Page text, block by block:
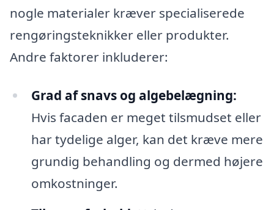
nogle materialer kræver specialiserede
rengøringsteknikker eller produkter.
Andre faktorer inkluderer:
Grad af snavs og algebelægning:
Hvis facaden er meget tilsmudset eller
har tydelige alger, kan det kræve mere
grundig behandling og dermed højere
omkostninger.